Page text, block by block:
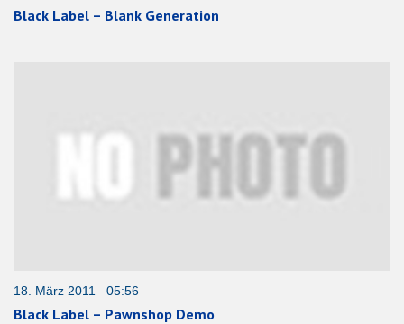
Black Label – Blank Generation
18. März 2011 05:56
Black Label – Pawnshop Demo